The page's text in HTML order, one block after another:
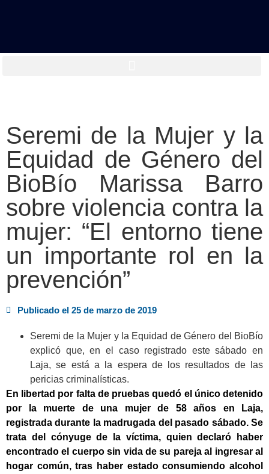
Seremi de la Mujer y la
Equidad de Género del
BioBío Marissa Barro
sobre violencia contra la
mujer: “El entorno tiene
un importante rol en la
prevención”
Publicado el 25 de marzo de 2019
Seremi de la Mujer y la Equidad de Género del BioBío
explicó que, en el caso registrado este sábado en
Laja, se está a la espera de los resultados de las
pericias criminalísticas.
En libertad por falta de pruebas quedó el único detenido
por la muerte de una mujer de 58 años en Laja,
registrada durante la madrugada del pasado sábado. Se
trata del cónyuge de la víctima, quien declaró haber
encontrado el cuerpo sin vida de su pareja al ingresar al
hogar común, tras haber estado consumiendo alcohol